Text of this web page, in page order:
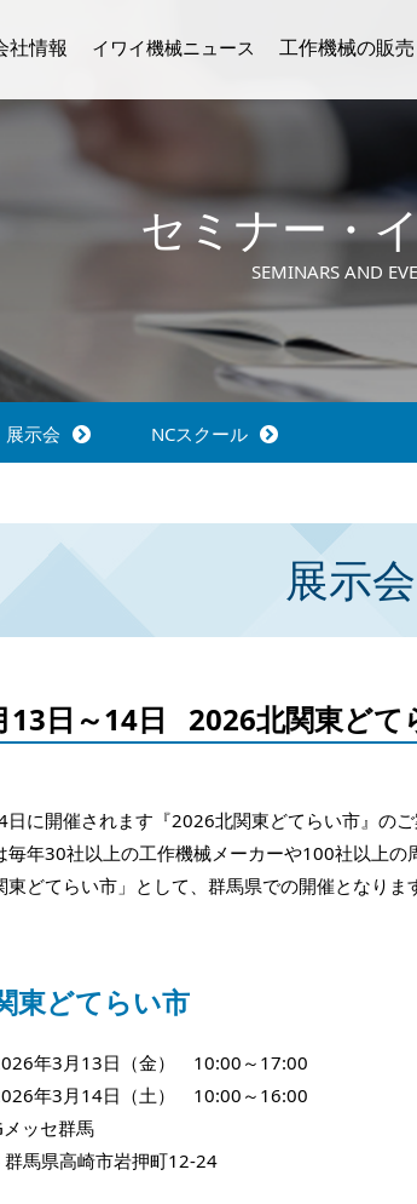
社情報
あいさつ
イワイ機械ニュース 工作機械の販売
セミナー・
SEMINARS AND
展示会 NCスクール
展示会
13日～14日 2026北関東どて
に開催されます『2026北関東どてらい市』のご
毎年30社以上の工作機械メーカーや100社以上の
東どてらい市」として、群馬県での開催となりま
東どてらい市
年3月13日（金） 10:00～17:00
14日（土） 10:00～16:00
ッセ群馬
馬県高崎市岩押町12-24